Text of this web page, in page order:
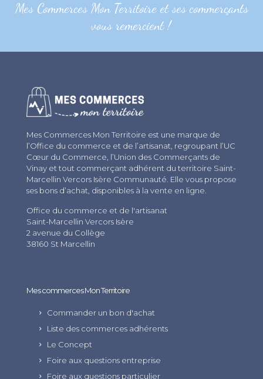
Mes Commerces Mon Territoire et ses commerçants
vous remercient !
Mes Commerces Mon Territoire est une marque de
l’Office du commerce et de l’artisanat, regroupant l’UC
Cœur du Commerce, l’Union des Commerçants de
Vinay et tout commerçant adhérent du territoire Saint-
Marcellin Vercors Isère Communauté. Elle vous propose
ses bons d’achat, disponibles à la vente en ligne.
Office du commerce et de l'artisanat
Saint-Marcellin Vercors Isère
2 avenue du Collège
38160 St Marcellin
Mes commerces Mon Territoire
Commander un bon d'achat
Liste des commerces adhérents
Le Concept
Foire aux questions entreprise
Foire aux questions particulier